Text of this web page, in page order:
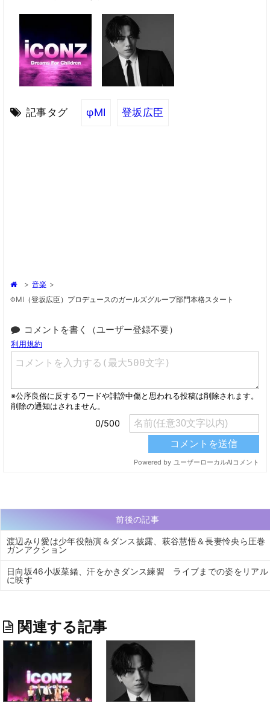
記事タグ φMI 登坂広臣
> 音楽 >
ΦMI（登坂広臣）プロデュースのガールズグループ部門本格スタート
コメントを書く（ユーザー登録不要）
前後の記事
渡辺みり愛は少年役熱演＆ダンス披露、萩谷慧悟＆長妻怜央ら圧巻
ガンアクション
日向坂46小坂菜緒、汗をかきダンス練習 ライブまでの姿をリアル
に映す
関連する記事